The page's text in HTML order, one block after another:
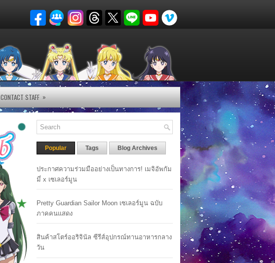
CONTACT STAFF »
Popular Tags Blog Archives
ประกาศความร่วมมืออย่างเป็นทางการ! เมจิอัพกัม
มี่ x เซเลอร์มูน
Pretty Guardian Sailor Moon เซเลอร์มูน ฉบับ
ภาคคนแสดง
สินค้าสโตร์ออริจินัล ซีรีส์อุปกรณ์ทานอาหารกลาง
วัน